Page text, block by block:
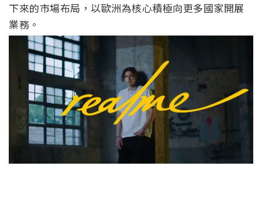
下來的市場布局，以歐洲為核心積極向更多國家開展
業務。